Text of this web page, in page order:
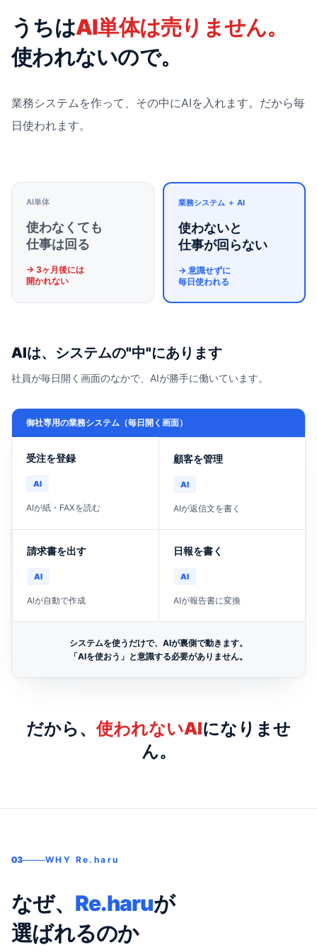
うちはAI単体は売りません。
使われないので。
業務システムを作って、その中にAIを入れます。だから毎
日使われます。
AI単体
使わなくても
仕事は回る
→ 3ヶ月後には
開かれない
業務システム ＋ AI
使わないと
仕事が回らない
→ 意識せずに
毎日使われる
AIは、システムの"中"にあります
社員が毎日開く画面のなかで、AIが勝手に働いています。
御社専用の業務システム（毎日開く画面）
受注を登録
AI
AIが紙・FAXを読む
顧客を管理
AI
AIが返信文を書く
請求書を出す
AI
AIが自動で作成
日報を書く
AI
AIが報告書に変換
システムを使うだけで、AIが裏側で動きます。
「AIを使おう」と意識する必要がありません。
だから、使われないAIになりませ
ん。
03 WHY Re.haru
なぜ、 Re.haruが
選ばれるのか